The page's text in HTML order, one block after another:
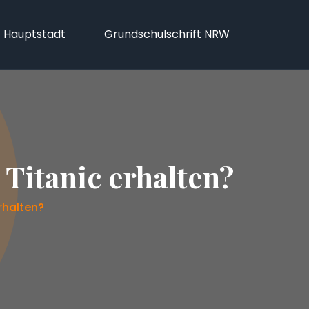
Hauptstadt Grundschulschrift NRW
erhalten?